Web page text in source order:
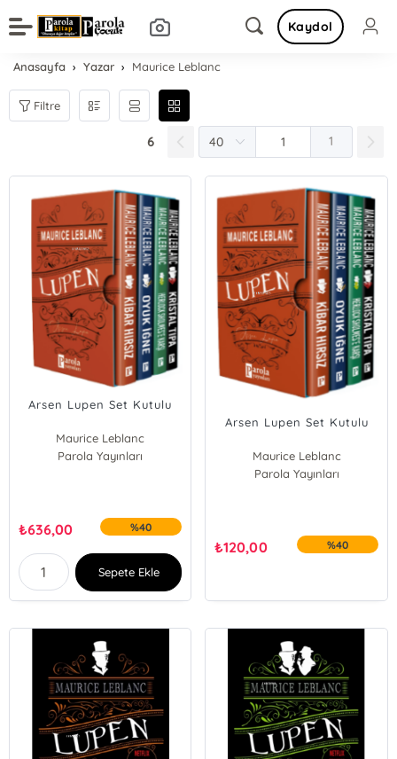
Kaydol
Anasayfa Yazar Maurice Leblanc
Filtre
6 1
Arsen Lupen Set Kutulu
Maurice Leblanc
Parola Yayınları
₺636,00 %40
Sepete Ekle
Arsen Lupen Set Kutulu
Maurice Leblanc
Parola Yayınları
₺120,00 %40